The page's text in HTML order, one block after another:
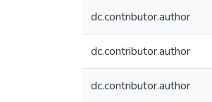
dc.contributor.author
dc.contributor.author
dc.contributor.author